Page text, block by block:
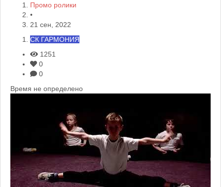
Промо ролики
•
21 сен, 2022
СК ГАРМОНИЯ
1251
0
0
Время не определено